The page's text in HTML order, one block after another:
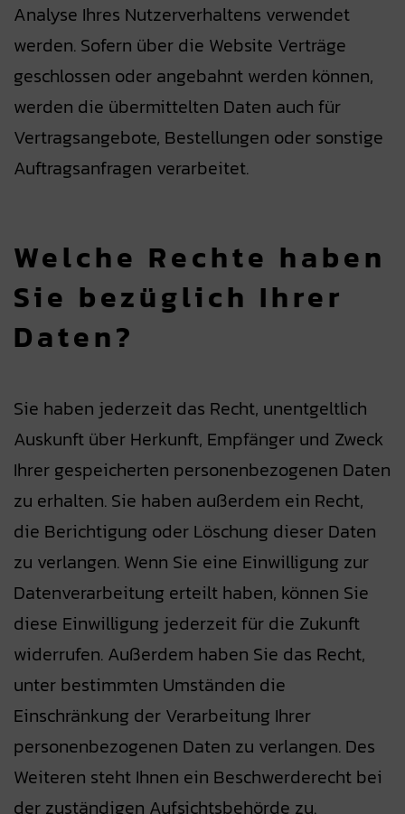
Analyse Ihres Nutzerverhaltens verwendet
werden. Sofern über die Website Verträge
geschlossen oder angebahnt werden können,
werden die übermittelten Daten auch für
Vertragsangebote, Bestellungen oder sonstige
Auftragsanfragen verarbeitet.
Welche Rechte haben
Sie bezüglich Ihrer
Daten?
Sie haben jederzeit das Recht, unentgeltlich
Auskunft über Herkunft, Empfänger und Zweck
Ihrer gespeicherten personenbezogenen Daten
zu erhalten. Sie haben außerdem ein Recht,
die Berichtigung oder Löschung dieser Daten
zu verlangen. Wenn Sie eine Einwilligung zur
Datenverarbeitung erteilt haben, können Sie
diese Einwilligung jederzeit für die Zukunft
widerrufen. Außerdem haben Sie das Recht,
unter bestimmten Umständen die
Einschränkung der Verarbeitung Ihrer
personenbezogenen Daten zu verlangen. Des
Weiteren steht Ihnen ein Beschwerderecht bei
der zuständigen Aufsichtsbehörde zu.